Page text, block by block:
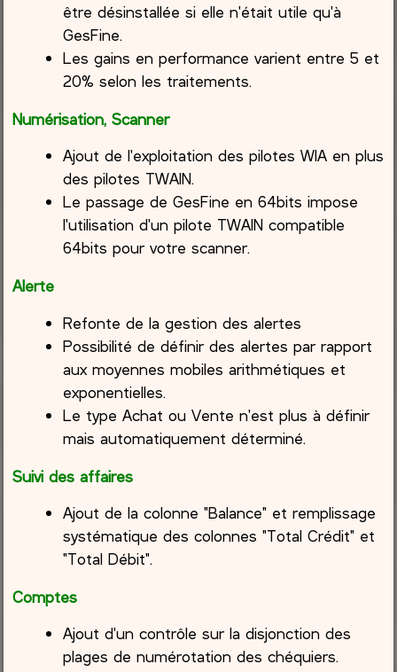
être désinstallée si elle n'était utile qu'à
GesFine.
Les gains en performance varient entre 5 et
20% selon les traitements.
Numérisation, Scanner
Ajout de l'exploitation des pilotes WIA en plus
des pilotes TWAIN.
Le passage de GesFine en 64bits impose
l'utilisation d'un pilote TWAIN compatible
64bits pour votre scanner.
Alerte
Refonte de la gestion des alertes
Possibilité de définir des alertes par rapport
aux moyennes mobiles arithmétiques et
exponentielles.
Le type Achat ou Vente n'est plus à définir
mais automatiquement déterminé.
Suivi des affaires
Ajout de la colonne "Balance" et remplissage
systématique des colonnes "Total Crédit" et
"Total Débit".
Comptes
Ajout d'un contrôle sur la disjonction des
plages de numérotation des chéquiers.